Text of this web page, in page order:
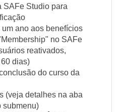
SAFe Studio para
ano aos benefícios
no SAFe
reativados,
dias)
do curso da
(veja detalhes na aba
submenu)